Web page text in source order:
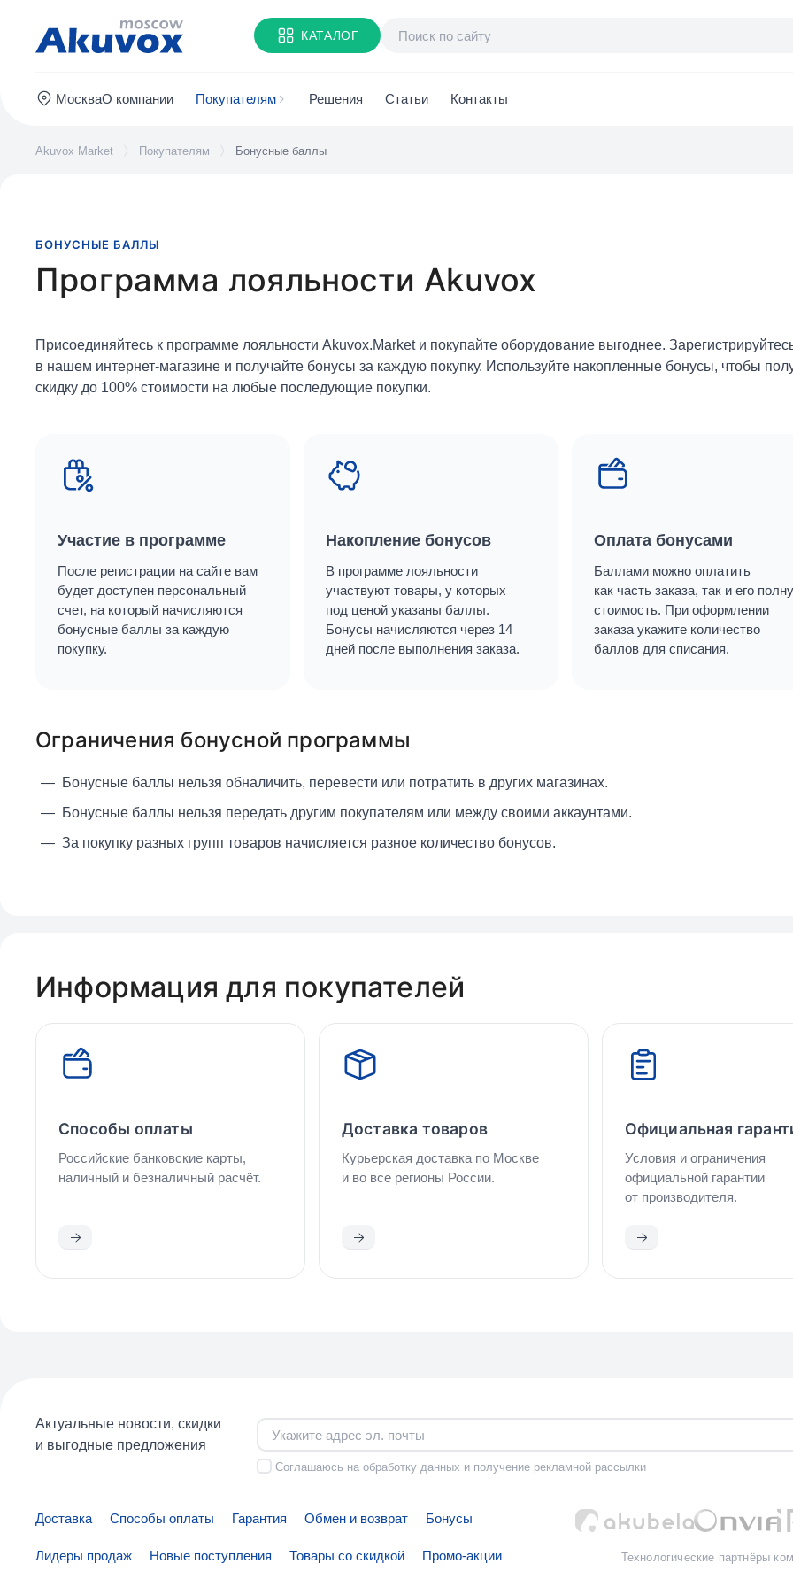
КАТАЛОГ
МоскваО компании Покупателям Решения Статьи Контакты
Akuvox Market Покупателям Бонусные баллы
БОНУСНЫЕ БАЛЛЫ
Программа лояльности Akuvox
Присоединяйтесь к программе лояльности Akuvox.Market и покупайте оборудование выгоднее.
в нашем интернет-магазине и получайте бонусы за каждую покупку. Используйте накопленные бонусы, чтобы
скидку до 100% стоимости на любые последующие покупки.
Участие в программе
После регистрации на сайте вам
будет доступен персональный
счет, на который начисляются
бонусные баллы за каждую
покупку.
Накопление бонусов
В программе лояльности
участвуют товары, у которых
под ценой указаны баллы.
Бонусы начисляются через 14
дней после выполнения заказа.
Оплата бонусами
Баллами можно оплатить
как часть заказа, так и его
стоимость. При оформлении
заказа укажите количество
баллов для списания.
Ограничения бонусной программы
Бонусные баллы нельзя обналичить, перевести или потратить в других магазинах.
Бонусные баллы нельзя передать другим покупателям или между своими аккаунтами.
За покупку разных групп товаров начисляется разное количество бонусов.
Информация для покупателей
Способы оплаты
Российские банковские карты,
наличный и безналичный расчёт.
Ознакомиться
Доставка товаров
Курьерская доставка по Москве
и во все регионы России.
Ознакомиться
Официальная
Условия и ограничения
официальной гарантии
от производителя.
Ознакомиться
Актуальные новости, скидки
и выгодные предложения
Соглашаюсь на обработку данных и получение рекламной рассылки
Доставка Способы оплаты Гарантия Обмен и возврат Бонусы
Лидеры продаж Новые поступления Товары со скидкой Промо-акции Технологические партнёры